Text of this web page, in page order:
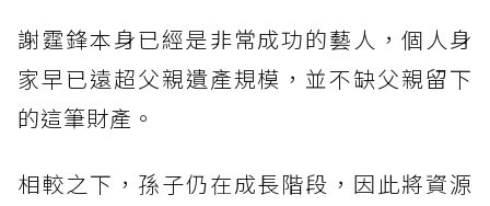
謝霆鋒本身已經是非常成功的藝人，個人身
家早已遠超父親遺產規模，並不缺父親留下
的這筆財產。
相較之下，孫子仍在成長階段，因此將資源